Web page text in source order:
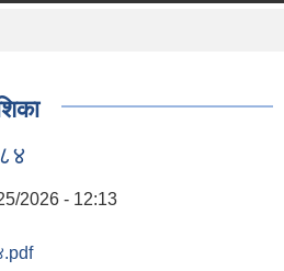
2026 - 12:13